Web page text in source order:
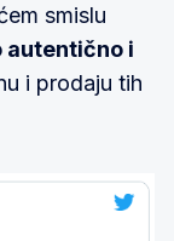
smislu
autentično i
i prodaju tih